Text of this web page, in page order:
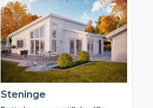
Steninge